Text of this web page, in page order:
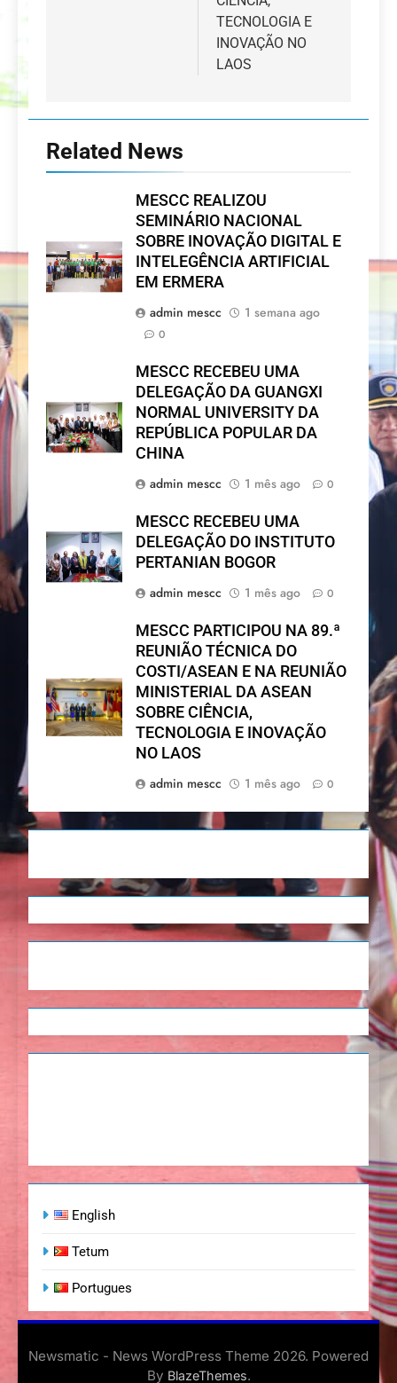
TECNOLOGIA E
INOVAÇÃO NO
LAOS
Related News
MESCC REALIZOU
SEMINÁRIO NACIONAL
SOBRE INOVAÇÃO DIGITAL E
INTELEGÊNCIA ARTIFICIAL
EM ERMERA
admin mescc
1 semana ago
0
MESCC RECEBEU UMA
DELEGAÇÃO DA GUANGXI
NORMAL UNIVERSITY DA
REPÚBLICA POPULAR DA
CHINA
admin mescc
1 mês ago 0
MESCC RECEBEU UMA
DELEGAÇÃO DO INSTITUTO
PERTANIAN BOGOR
admin mescc
1 mês ago 0
MESCC PARTICIPOU NA 89.ª
REUNIÃO TÉCNICA DO
COSTI/ASEAN E NA REUNIÃO
MINISTERIAL DA ASEAN
SOBRE CIÊNCIA,
TECNOLOGIA E INOVAÇÃO
NO LAOS
admin mescc
1 mês ago 0
English
Tetum
Portugues
Newsmatic - News WordPress Theme 2026. Powered
By BlazeThemes.